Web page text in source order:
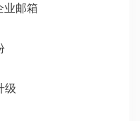
业邮箱
级